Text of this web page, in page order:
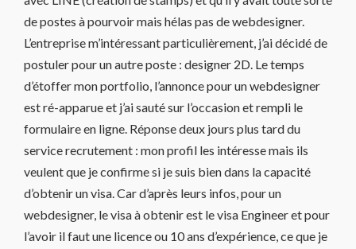
de postes à pourvoir mais hélas pas de webdesigner.
L’entreprise m’intéressant particulièrement, j’ai décidé de
postuler pour un autre poste : designer 2D. Le temps
d’étoffer mon portfolio, l’annonce pour un webdesigner
est ré-apparue et j’ai sauté sur l’occasion et rempli le
formulaire en ligne. Réponse deux jours plus tard du
service recrutement : mon profil les intéresse mais ils
veulent que je confirme si je suis bien dans la capacité
d’obtenir un visa. Car d’après leurs infos, pour un
webdesigner, le visa à obtenir est le visa Engineer et pour
l’avoir il faut une licence ou 10 ans d’expérience, ce que je